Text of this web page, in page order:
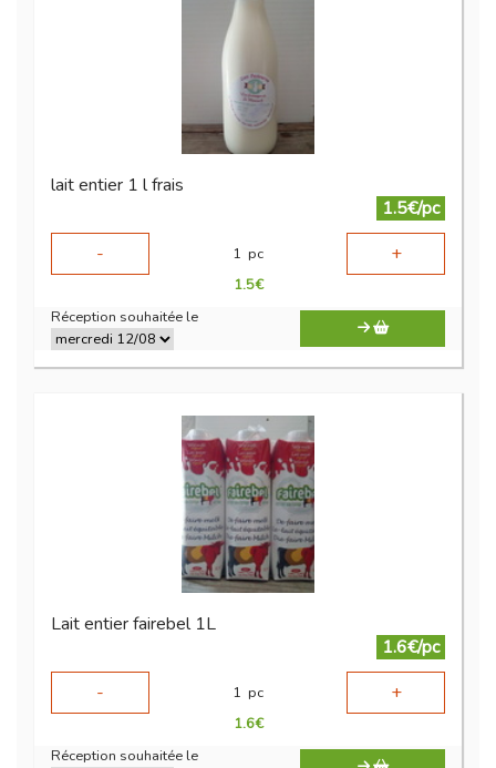
lait entier 1 l frais
1.5€/pc
-
1 pc +
1.5€
Réception souhaitée le
Lait entier fairebel 1L
1.6€/pc
-
1 pc +
1.6€
Réception souhaitée le